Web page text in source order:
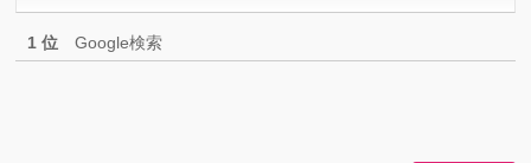
1 位 Google検索